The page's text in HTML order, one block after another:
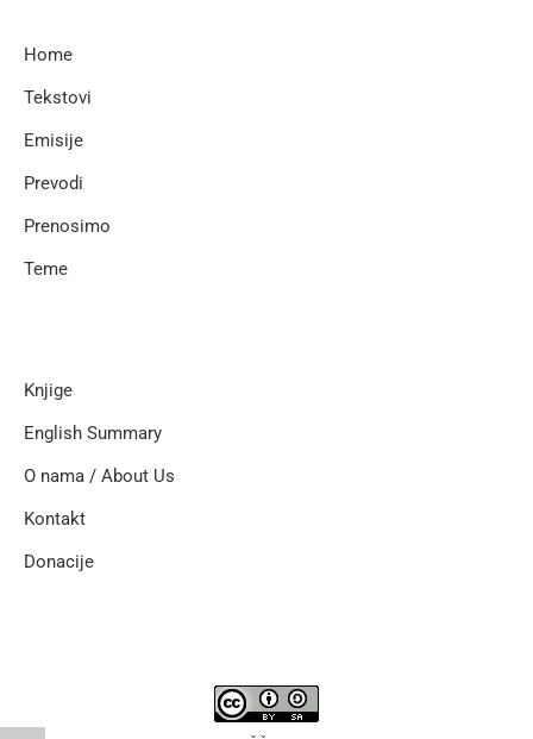
Home
Tekstovi
Emisije
Prevodi
Prenosimo
Teme
Knjige
English Summary
O nama / About Us
Kontakt
Donacije